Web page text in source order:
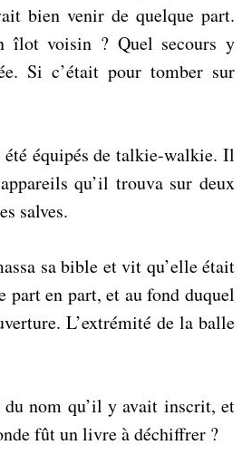
bien venir de quelque part.
îlot voisin ? Quel secours y
Si c’était pour tomber sur
équipés de talkie-walkie. Il
qu’il trouva sur deux
salves.
sa bible et vit qu’elle était
part en part, et au fond duquel
L’extrémité de la balle
nom qu’il y avait inscrit, et
fût un livre à déchiffrer ?